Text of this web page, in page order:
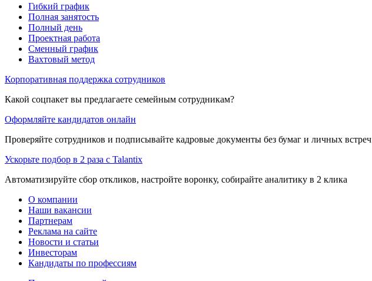
Гибкий график
Полная занятость
Полный день
Проектная работа
Сменный график
Вахтовый метод
Корпоративная поддержка сотрудников
Какой соцпакет вы предлагаете семейным сотрудникам?
Оформляйте кандидатов онлайн
Проверяйте сотрудников и подписывайте кадровые документы без бумаг и личных встреч
Ускорьте подбор в 2 раза с Talantix
Автоматизируйте сбор откликов, настройте воронку, собирайте аналитику в 2 клика
О компании
Наши вакансии
Партнерам
Реклама на сайте
Новости и статьи
Инвесторам
Кандидаты по профессиям